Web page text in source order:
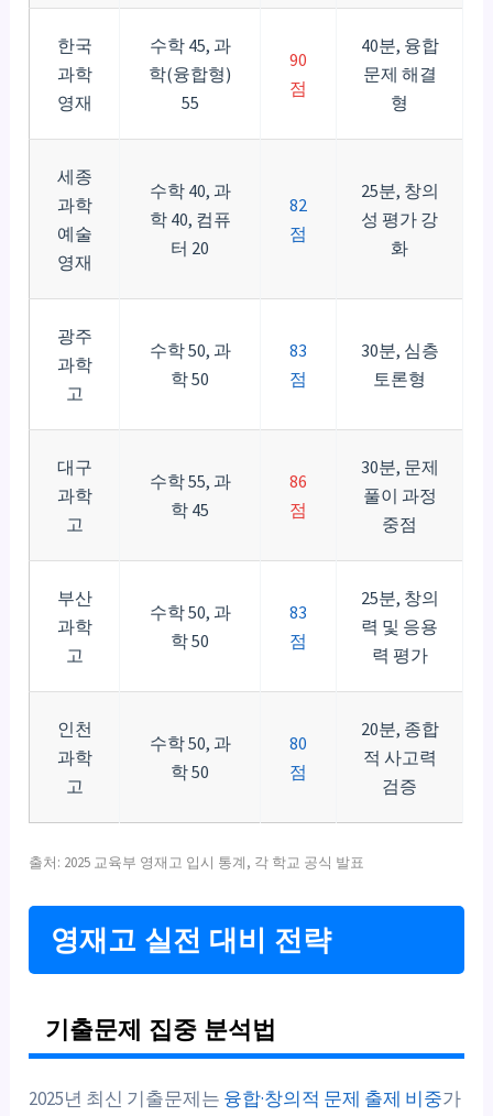
한국
과학
영재
수학 45, 과
학(융합형)
55
90
점
40분, 융합
문제 해결
형
세종
과학
예술
영재
수학 40, 과
학 40, 컴퓨
터 20
82
점
25분, 창의
성 평가 강
화
광주
과학
고
수학 50, 과
학 50
83
점
30분, 심층
토론형
대구
과학
고
수학 55, 과
학 45
86
점
30분, 문제
풀이 과정
중점
부산
과학
고
수학 50, 과
학 50
83
점
25분, 창의
력 및 응용
력 평가
인천
과학
고
수학 50, 과
학 50
80
점
20분, 종합
적 사고력
검증
출처: 2025 교육부 영재고 입시 통계, 각 학교 공식 발표
영재고 실전 대비 전략
기출문제 집중 분석법
2025년 최신 기출문제는 융합·창의적 문제 출제 비중가